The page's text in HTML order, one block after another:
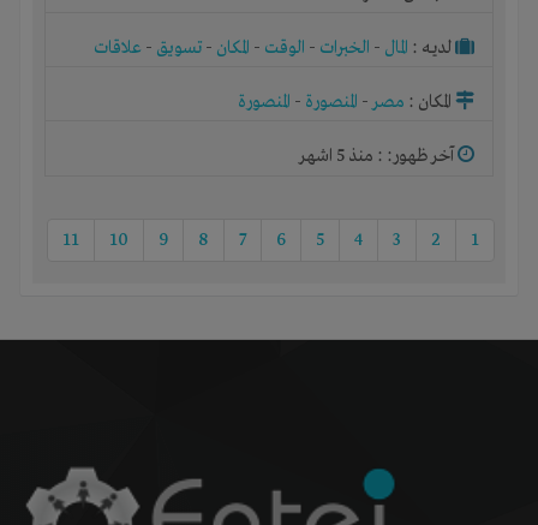
لديـه : المال - الخبرات - الوقت - المكان - تسويق - علاقات
المكان : مصر- المنصورة - المنصورة
آخر ظهور: : منذ 5 اشهر
1
2
3
4
5
6
7
8
9
10
11